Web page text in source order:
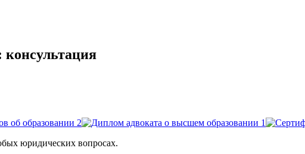
юридических вопросах.